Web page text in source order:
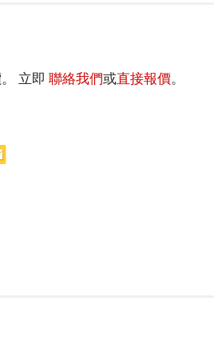
立即 聯絡我們或直接報價。